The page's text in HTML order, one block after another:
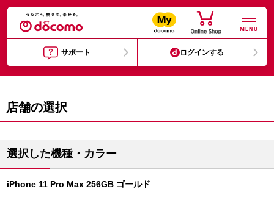
MENU
サポート ログインする
店舗の選択
選択した機種・カラー
iPhone 11 Pro Max 256GB ゴールド